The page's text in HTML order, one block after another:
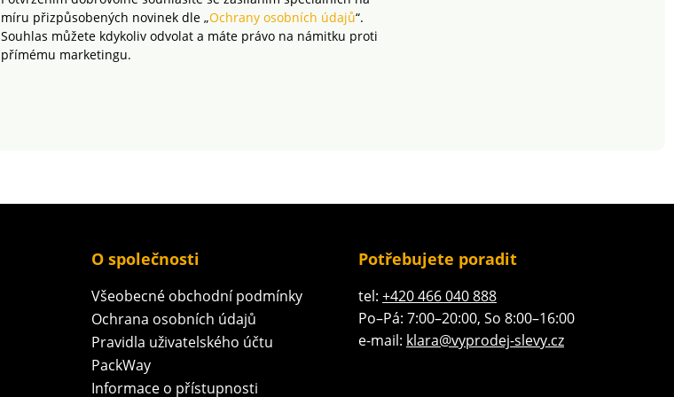
míru přizpůsobených novinek dle „Ochrany osobních údajů“.
Souhlas můžete kdykoliv odvolat a máte právo na námitku proti
přímému marketingu.
O společnosti
Všeobecné obchodní podmínky
Ochrana osobních údajů
Pravidla uživatelského účtu
PackWay
Informace o přístupnosti
Potřebujete poradit
tel: +420 466 040 888
Po–Pá: 7:00–20:00, So 8:00–16:00
e-mail: klara@vyprodej-slevy.cz